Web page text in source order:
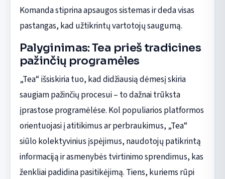
Komanda stiprina apsaugos sistemas ir deda visas
pastangas, kad užtikrintų vartotojų saugumą.
Palyginimas: Tea prieš tradicines
pažinčių programėles
„Tea“ išsiskiria tuo, kad didžiausią dėmesį skiria
saugiam pažinčių procesui – to dažnai trūksta
įprastose programėlėse. Kol populiarios platformos
orientuojasi į atitikimus ar perbraukimus, „Tea“
siūlo kolektyvinius įspėjimus, naudotojų patikrintą
informaciją ir asmenybės tvirtinimo sprendimus, kas
ženkliai padidina pasitikėjimą. Tiens, kuriems rūpi